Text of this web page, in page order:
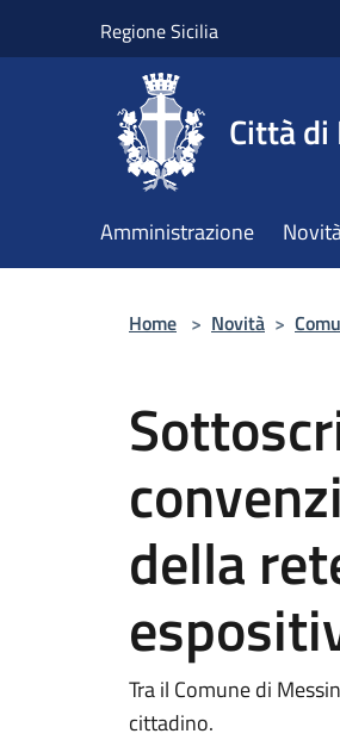
Regione Sicilia
Città
Amministrazione
Home > Novità >
della
Tra il Comune di
cittadino.